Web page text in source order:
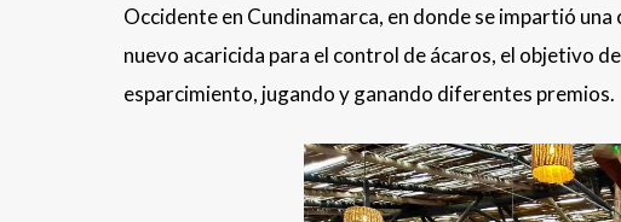
Occidente en Cundinamarca, en donde se impartió
nuevo acaricida para el control de ácaros, el objetivo
esparcimiento, jugando y ganando diferentes premios.